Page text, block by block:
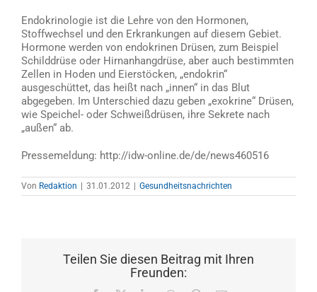
Endokrinologie ist die Lehre von den Hormonen,
Stoffwechsel und den Erkrankungen auf diesem Gebiet.
Hormone werden von endokrinen Drüsen, zum Beispiel
Schilddrüse oder Hirnanhangdrüse, aber auch bestimmten
Zellen in Hoden und Eierstöcken, „endokrin“
ausgeschüttet, das heißt nach „innen“ in das Blut
abgegeben. Im Unterschied dazu geben „exokrine“ Drüsen,
wie Speichel- oder Schweißdrüsen, ihre Sekrete nach
„außen“ ab.
Pressemeldung: http://idw-online.de/de/news460516
Von Redaktion | 31.01.2012 | Gesundheitsnachrichten
Teilen Sie diesen Beitrag mit Ihren
Freunden: